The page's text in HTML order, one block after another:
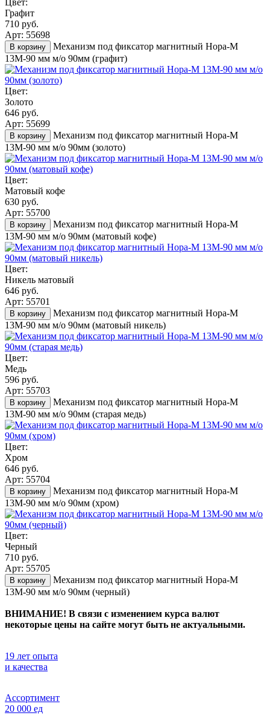
Цвет:
Графит
710 руб.
Арт: 55698
В корзину
Механизм под фиксатор магнитный Нора-М
13М-90 мм м/о 90мм (графит)
Цвет:
Золото
646 руб.
Арт: 55699
В корзину
Механизм под фиксатор магнитный Нора-М
13М-90 мм м/о 90мм (золото)
Цвет:
Матовый кофе
630 руб.
Арт: 55700
В корзину
Механизм под фиксатор магнитный Нора-М
13М-90 мм м/о 90мм (матовый кофе)
Цвет:
Никель матовый
646 руб.
Арт: 55701
В корзину
Механизм под фиксатор магнитный Нора-М
13М-90 мм м/о 90мм (матовый никель)
Цвет:
Медь
596 руб.
Арт: 55703
В корзину
Механизм под фиксатор магнитный Нора-М
13М-90 мм м/о 90мм (старая медь)
Цвет:
Хром
646 руб.
Арт: 55704
В корзину
Механизм под фиксатор магнитный Нора-М
13М-90 мм м/о 90мм (хром)
Цвет:
Черный
710 руб.
Арт: 55705
В корзину
Механизм под фиксатор магнитный Нора-М
13М-90 мм м/о 90мм (черный)
ВНИМАНИЕ! В связи с изменением курса валют
некоторые цены на сайте могут быть не актуальными.
19 лет опыта
и качества
Ассортимент
20 000 ед